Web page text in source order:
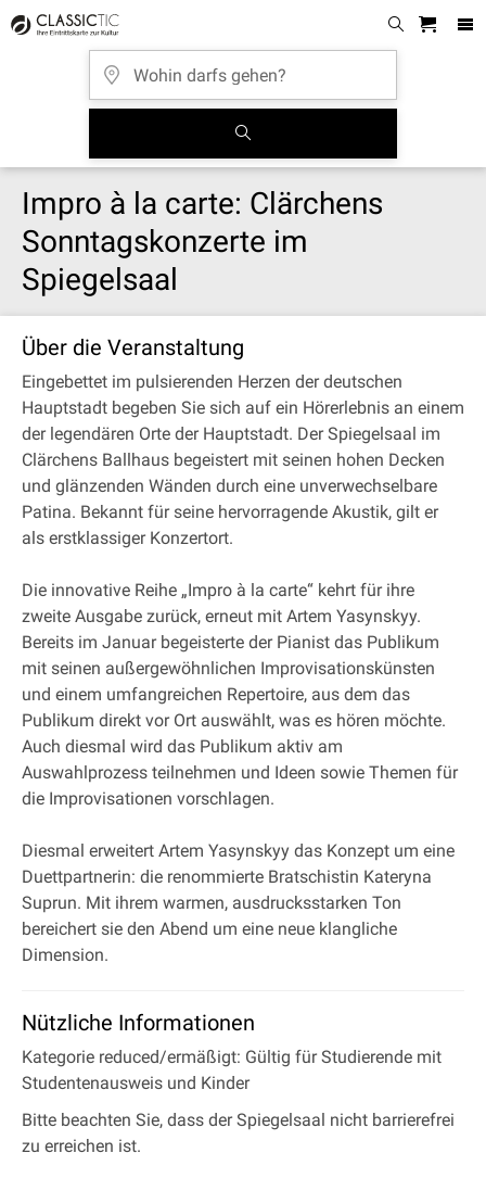
Impro à la carte: Clärchens
Sonntagskonzerte im
Spiegelsaal
Über die Veranstaltung
Eingebettet im pulsierenden Herzen der deutschen
Hauptstadt begeben Sie sich auf ein Hörerlebnis an einem
der legendären Orte der Hauptstadt. Der Spiegelsaal im
Clärchens Ballhaus begeistert mit seinen hohen Decken
und glänzenden Wänden durch eine unverwechselbare
Patina. Bekannt für seine hervorragende Akustik, gilt er
als erstklassiger Konzertort.
Die innovative Reihe „Impro à la carte“ kehrt für ihre
zweite Ausgabe zurück, erneut mit Artem Yasynskyy.
Bereits im Januar begeisterte der Pianist das Publikum
mit seinen außergewöhnlichen Improvisationskünsten
und einem umfangreichen Repertoire, aus dem das
Publikum direkt vor Ort auswählt, was es hören möchte.
Auch diesmal wird das Publikum aktiv am
Auswahlprozess teilnehmen und Ideen sowie Themen für
die Improvisationen vorschlagen.
Diesmal erweitert Artem Yasynskyy das Konzept um eine
Duettpartnerin: die renommierte Bratschistin Kateryna
Suprun. Mit ihrem warmen, ausdrucksstarken Ton
bereichert sie den Abend um eine neue klangliche
Dimension.
Nützliche Informationen
Kategorie reduced/ermäßigt: Gültig für Studierende mit
Studentenausweis und Kinder
Bitte beachten Sie, dass der Spiegelsaal nicht barrierefrei
zu erreichen ist.